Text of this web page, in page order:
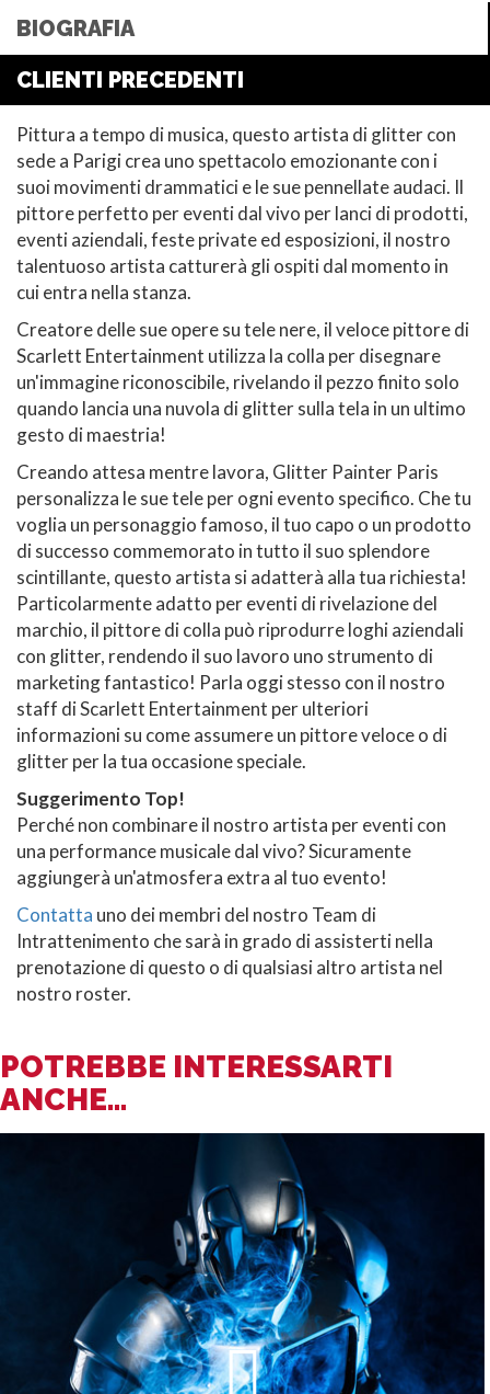
BIOGRAFIA
CLIENTI PRECEDENTI
Pittura a tempo di musica, questo artista di glitter con
sede a Parigi crea uno spettacolo emozionante con i
suoi movimenti drammatici e le sue pennellate audaci. Il
pittore perfetto per eventi dal vivo per lanci di prodotti,
eventi aziendali, feste private ed esposizioni, il nostro
talentuoso artista catturerà gli ospiti dal momento in
cui entra nella stanza.
Creatore delle sue opere su tele nere, il veloce pittore di
Scarlett Entertainment utilizza la colla per disegnare
un'immagine riconoscibile, rivelando il pezzo finito solo
quando lancia una nuvola di glitter sulla tela in un ultimo
gesto di maestria!
Creando attesa mentre lavora, Glitter Painter Paris
personalizza le sue tele per ogni evento specifico. Che tu
voglia un personaggio famoso, il tuo capo o un prodotto
di successo commemorato in tutto il suo splendore
scintillante, questo artista si adatterà alla tua richiesta!
Particolarmente adatto per eventi di rivelazione del
marchio, il pittore di colla può riprodurre loghi aziendali
con glitter, rendendo il suo lavoro uno strumento di
marketing fantastico! Parla oggi stesso con il nostro
staff di Scarlett Entertainment per ulteriori
informazioni su come assumere un pittore veloce o di
glitter per la tua occasione speciale.
Suggerimento Top!
Perché non combinare il nostro artista per eventi con
una performance musicale dal vivo? Sicuramente
aggiungerà un'atmosfera extra al tuo evento!
Contatta uno dei membri del nostro Team di
Intrattenimento che sarà in grado di assisterti nella
prenotazione di questo o di qualsiasi altro artista nel
nostro roster.
POTREBBE INTERESSARTI
ANCHE...